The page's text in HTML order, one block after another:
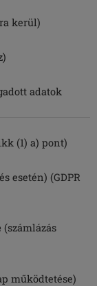
kerül)
adatok
(1) a) pont)
esetén) (GDPR
(számlázás
működtetése)